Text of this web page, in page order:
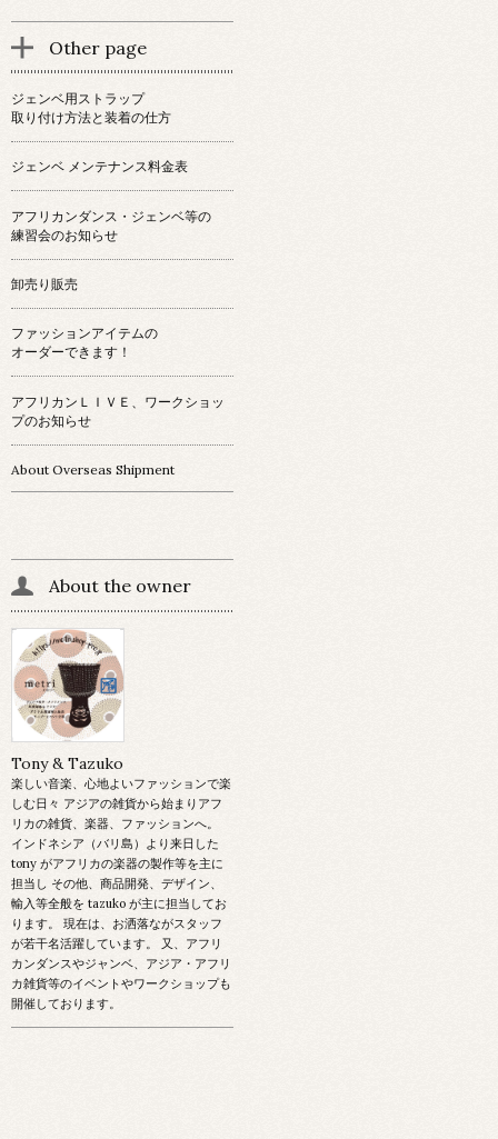
Other page
ジェンベ用ストラップ
取り付け方法と装着の仕方
ジェンベ メンテナンス料金表
アフリカンダンス・ジェンベ等の
練習会のお知らせ
卸売り販売
ファッションアイテムの
オーダーできます！
アフリカンＬＩＶＥ、ワークショッ
プのお知らせ
About Overseas Shipment
About the owner
Tony & Tazuko
楽しい音楽、心地よいファッションで楽
しむ日々 アジアの雑貨から始まりアフ
リカの雑貨、楽器、ファッションへ。
インドネシア（バリ島）より来日した
tony がアフリカの楽器の製作等を主に
担当し その他、商品開発、デザイン、
輸入等全般を tazuko が主に担当してお
ります。 現在は、お洒落ながスタッフ
が若干名活躍しています。 又、アフリ
カンダンスやジャンベ、アジア・アフリ
カ雑貨等のイベントやワークショップも
開催しております。